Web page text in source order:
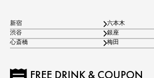
新宿
六本木
渋谷
銀座
心斎橋
梅田
FREE DRINK & COUPON